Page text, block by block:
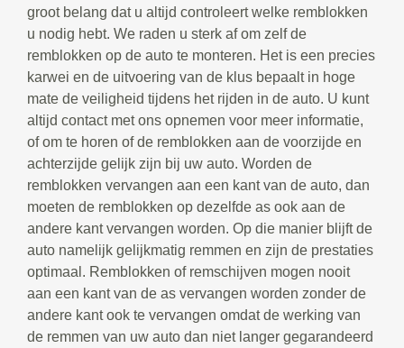
groot belang dat u altijd controleert welke remblokken
u nodig hebt. We raden u sterk af om zelf de
remblokken op de auto te monteren. Het is een precies
karwei en de uitvoering van de klus bepaalt in hoge
mate de veiligheid tijdens het rijden in de auto. U kunt
altijd contact met ons opnemen voor meer informatie,
of om te horen of de remblokken aan de voorzijde en
achterzijde gelijk zijn bij uw auto. Worden de
remblokken vervangen aan een kant van de auto, dan
moeten de remblokken op dezelfde as ook aan de
andere kant vervangen worden. Op die manier blijft de
auto namelijk gelijkmatig remmen en zijn de prestaties
optimaal. Remblokken of remschijven mogen nooit
aan een kant van de as vervangen worden zonder de
andere kant ook te vervangen omdat de werking van
de remmen van uw auto dan niet langer gegarandeerd